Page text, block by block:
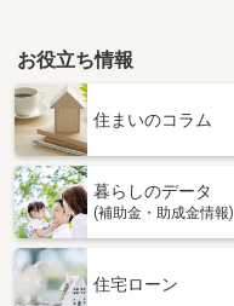
お役立ち情報
住まいのコラム
暮らしのデータ
(補助金・助成金情報)
住宅ローン